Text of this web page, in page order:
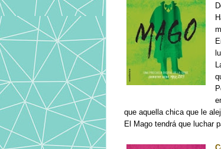
que aquella chica que le
El Mago tendrá que luchar